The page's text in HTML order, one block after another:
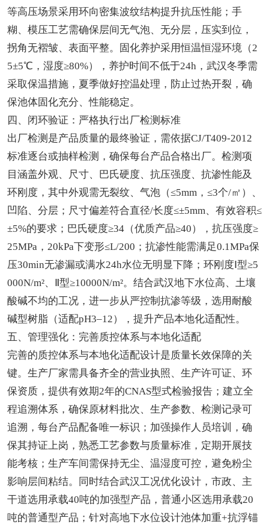
等高压场景采用环向密集波纹结构提升抗压性能；手
糊、模压工艺需确保层间无气泡、无分层，压实到位，
拐角无褶皱、表面平整。固化养护采用恒温恒湿环境（2
5±5℃，湿度≥80%），养护时间不低于24h，武汉冬季需
采取保温措施，夏季做好控温处理，防止过热开裂，确
保池体固化充分、性能稳定。
四、闭环验证：严格执行出厂检测标准
出厂检测是产品质量的最终验证，需依据CJ/T409-2012
标准逐台或抽样检测，确保每台产品合格出厂。检测项
目涵盖外观、尺寸、巴氏硬度、抗压强度、抗渗性能及
环刚度，其中外观需无裂纹、气泡（≤5mm，≤3个/㎡）、
凹陷、分层；尺寸偏差符合直径/长度≤±5mm、有效容积≤
±5%的要求；巴氏硬度≥34（优质产品≥40），抗压强度≥
25MPa，20kPa下变形≤L/200；抗渗性能需满足0.1MPa保
压30min无渗漏或满水24h水位无明显下降；环刚度Ⅰ型≥5
000N/m²、Ⅱ型≥10000N/m²。结合武汉地下水位高、土壤
酸碱不均的工况，进一步从严控制抗渗等级，选用耐酸
碱型树脂（适配pH3–12），提升产品本地化适配性。
五、管理强化：完善质控体系与本地化适配
完善的质控体系与本地化适配设计是质量长效保障的关
键。生产厂家需具备齐全的营业执照、生产许可证、环
保资质，提供有效期2年的CNAS型式检验报告；建立全
程追溯体系，确保原材料批次、生产参数、检测记录可
追溯，每台产品配备唯一标识；加强操作人员培训，确
保其持证上岗，熟悉工艺参数与质量标准，定期开展技
能考核；生产车间需保持无尘、温湿度可控，避免粉尘
影响层间粘结。同时结合武汉工况优化设计，市政、主
干道选用承载40吨的加强型产品，普通小区选用承载20
吨的普通型产品；针对高地下水位设计池体加重+抗浮锚